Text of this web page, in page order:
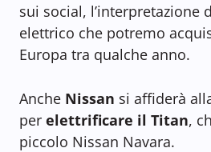
sui social, l’interpretazione
elettrico che potremo
Europa tra qualche anno.
Anche Nissan si affiderà
per elettrificare il Titan,
piccolo Nissan Navara.